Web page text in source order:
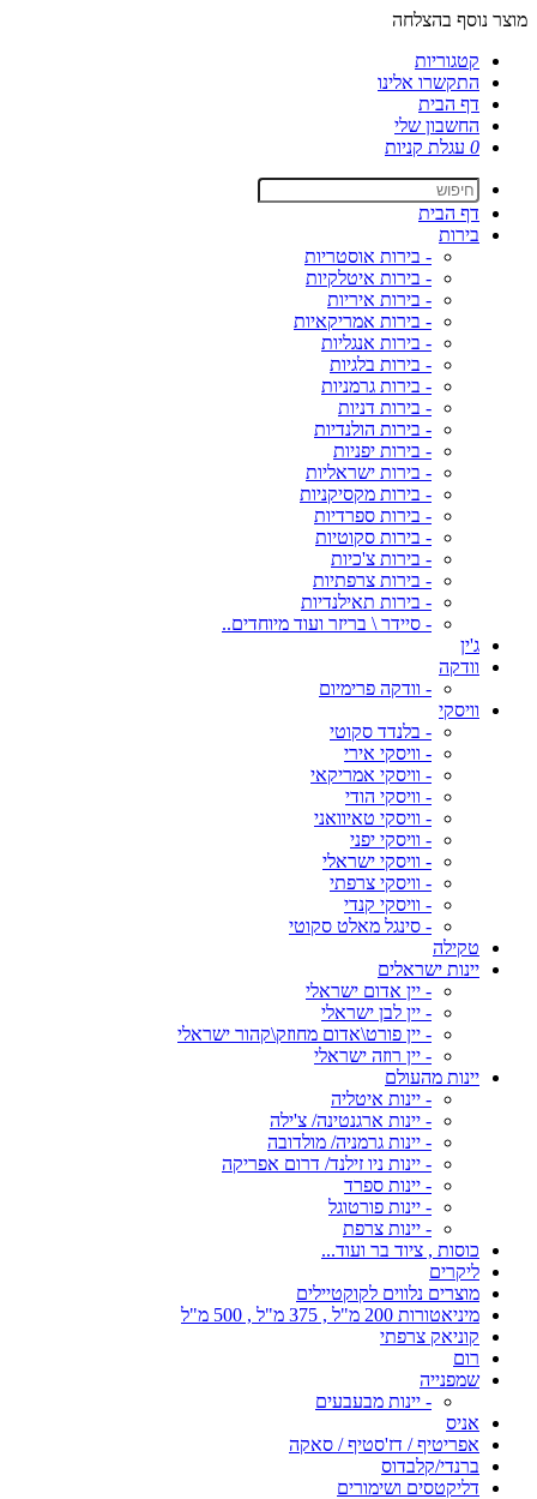
מוצר נוסף בהצלחה
קטגוריות
התקשרו אלינו
דף הבית
החשבון שלי
0 עגלת קניות
דף הבית
בירות
- בירות אוסטריות
- בירות איטלקיות
- בירות איריות
- בירות אמריקאיות
- בירות אנגליות
- בירות בלגיות
- בירות גרמניות
- בירות דניות
- בירות הולנדיות
- בירות יפניות
- בירות ישראליות
- בירות מקסיקניות
- בירות ספרדיות
- בירות סקוטיות
- בירות צ'כיות
- בירות צרפתיות
- בירות תאילנדיות
- סיידר \ בריזר ועוד מיוחדים..
ג'ין
וודקה
- וודקה פרימיום
וויסקי
- בלנדד סקוטי
- וויסקי אירי
- וויסקי אמריקאי
- וויסקי הודי
- וויסקי טאיוואני
- וויסקי יפני
- וויסקי ישראלי
- וויסקי צרפתי
- וויסקי קנדי
- סינגל מאלט סקוטי
טקילה
יינות ישראלים
- יין אדום ישראלי
- יין לבן ישראלי
- יין פורט\אדום מחוזק\קהור ישראלי
- יין רוזה ישראלי
יינות מהעולם
- יינות איטליה
- יינות ארגנטינה/ צ'ילה
- יינות גרמניה/ מולדובה
- יינות ניו זילנד/ דרום אפריקה
- יינות ספרד
- יינות פורטוגל
- יינות צרפת
כוסות , ציוד בר ועוד...
ליקרים
מוצרים נלווים לקוקטיילים
מיניאטורות 200 מ"ל , 375 מ"ל , 500 מ"ל
קוניאק צרפתי
רום
שמפנייה
- יינות מבעבעים
אניס
אפריטיף / דז'סטיף / סאקה
ברנדי/קלבדוס
דליקטסים ושימורים